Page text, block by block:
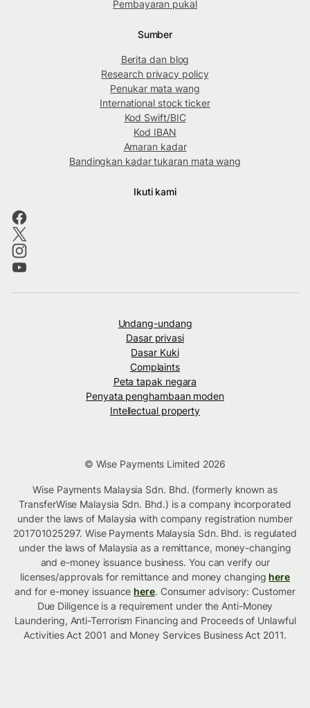
Pembayaran pukal
Sumber
Berita dan blog
Research privacy policy
Penukar mata wang
International stock ticker
Kod Swift/BIC
Kod IBAN
Amaran kadar
Bandingkan kadar tukaran mata wang
Ikuti kami
Undang-undang
Dasar privasi
Dasar Kuki
Complaints
Peta tapak negara
Penyata penghambaan moden
Intellectual property
© Wise Payments Limited 2026
Wise Payments Malaysia Sdn. Bhd. (formerly known as
TransferWise Malaysia Sdn. Bhd.) is a company incorporated
under the laws of Malaysia with company registration number
201701025297. Wise Payments Malaysia Sdn. Bhd. is regulated
under the laws of Malaysia as a remittance, money-changing
and e-money issuance business. You can verify our
licenses/approvals for remittance and money changing here
and for e-money issuance here. Consumer advisory: Customer
Due Diligence is a requirement under the Anti-Money
Laundering, Anti-Terrorism Financing and Proceeds of Unlawful
Activities Act 2001 and Money Services Business Act 2011.